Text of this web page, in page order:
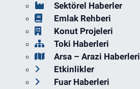
Sektörel Haberler
Emlak Rehberi
Konut Projeleri
Toki Haberleri
Arsa – Arazi Haberleri
Etkinlikler
Fuar Haberleri